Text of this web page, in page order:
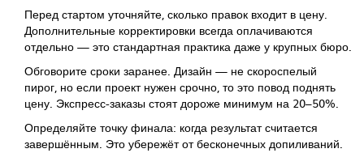
Перед стартом уточняйте, сколько правок входит в цену.
Дополнительные корректировки всегда оплачиваются
отдельно — это стандартная практика даже у крупных бюро.
Обговорите сроки заранее. Дизайн — не скороспелый
пирог, но если проект нужен срочно, то это повод поднять
цену. Экспресс-заказы стоят дороже минимум на 20–50%.
Определяйте точку финала: когда результат считается
завершённым. Это убережёт от бесконечных допиливаний.